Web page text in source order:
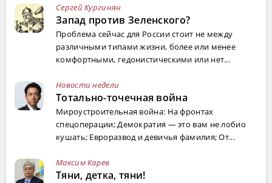
Сергей Кургинян
Запад против Зеленского?
Проблема сейчас для России стоит не между
различными типами жизни, более или менее
комфортными, гедонистическими или нет...
Новости недели
Тотально-точечная война
Мироустроительная война: На фронтах
спецоперации; Демократия — это вам не лобио
кушать; Евроразвод и девичья фамилия; От...
Максим Карев
Тяни, детка, тяни!